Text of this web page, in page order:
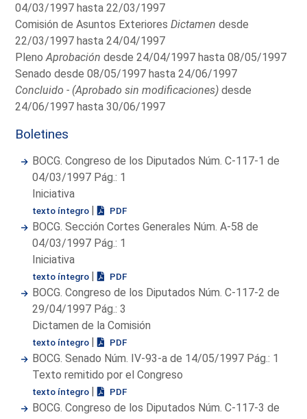
04/03/1997 hasta 22/03/1997
Comisión de Asuntos ExterioresDictamen desde
22/03/1997 hasta 24/04/1997
PlenoAprobación desde 24/04/1997 hasta 08/05/1997
Senado desde 08/05/1997 hasta 24/06/1997
Concluido - (Aprobado sin modificaciones) desde
24/06/1997 hasta 30/06/1997
Boletines
BOCG. Congreso de los Diputados Núm. C-117-1 de
04/03/1997 Pág.: 1
Iniciativa
texto íntegro | PDF
BOCG. Sección Cortes Generales Núm. A-58 de
04/03/1997 Pág.: 1
Iniciativa
texto íntegro | PDF
BOCG. Congreso de los Diputados Núm. C-117-2 de
29/04/1997 Pág.: 3
Dictamen de la Comisión
texto íntegro | PDF
BOCG. Senado Núm. IV-93-a de 14/05/1997 Pág.: 1
Texto remitido por el Congreso
texto íntegro | PDF
BOCG. Congreso de los Diputados Núm. C-117-3 de